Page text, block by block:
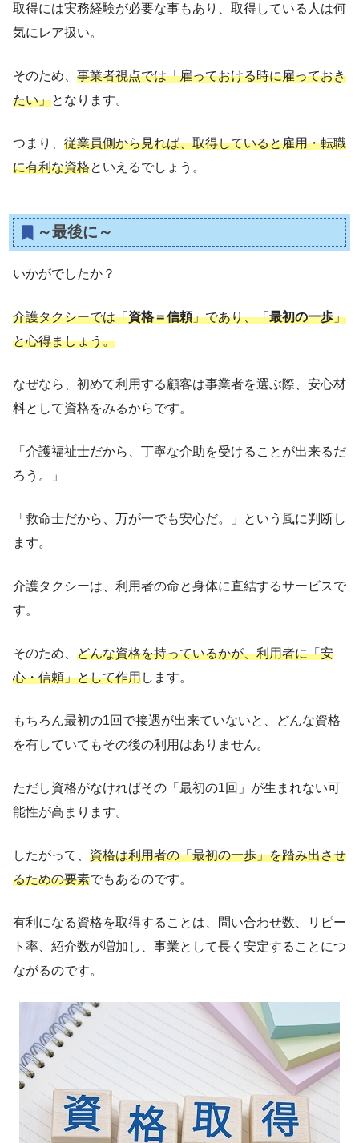
取得には実務経験が必要な事もあり、取得している人は何
気にレア扱い。
そのため、 事業者視点では「雇っておける時に雇っておき
たい」となります。
つまり、 従業員側から見れば、取得していると雇用・転職
に有利な資格といえるでしょう。
～最後に～
いかがでしたか？
介護タクシーでは「資格＝信頼」であり、「最初の一歩」
と心得ましょう。
なぜなら、初めて利用する顧客は事業者を選ぶ際、安心材
料として資格をみるからです。
「介護福祉士だから、丁寧な介助を受けることが出来るだ
ろう。」
「救命士だから、万が一でも安心だ。」という風に判断し
ます。
介護タクシーは、利用者の命と身体に直結するサービスで
す。
そのため、 どんな資格を持っているかが、利用者に「安
心・信頼」として作用します。
もちろん最初の1回で接遇が出来ていないと、どんな資格
を有していてもその後の利用はありません。
ただし資格がなければその「最初の1回」が生まれない可
能性が高まります。
したがって、 資格は利用者の「最初の一歩」を踏み出させ
るための要素でもあるのです。
有利になる資格を取得することは、問い合わせ数、リピー
ト率、紹介数が増加し、事業として長く安定することにつ
ながるのです。